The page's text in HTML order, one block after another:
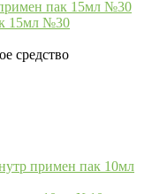
15мл №30
средство